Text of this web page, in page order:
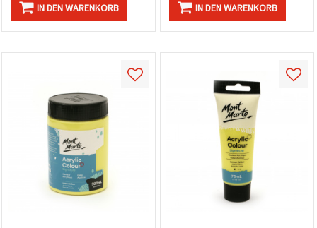
IN DEN WARENKORB IN DEN WARENKORB